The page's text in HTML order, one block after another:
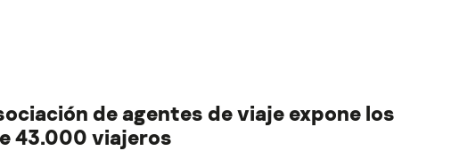
de agentes de viaje expone los
43.000 viajeros